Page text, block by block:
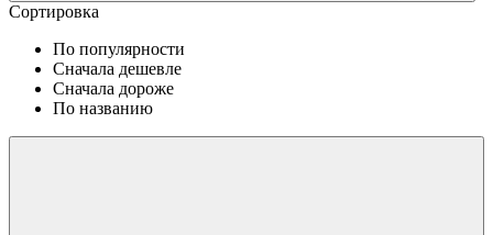
Сортировка
По популярности
Сначала дешевле
Сначала дороже
По названию